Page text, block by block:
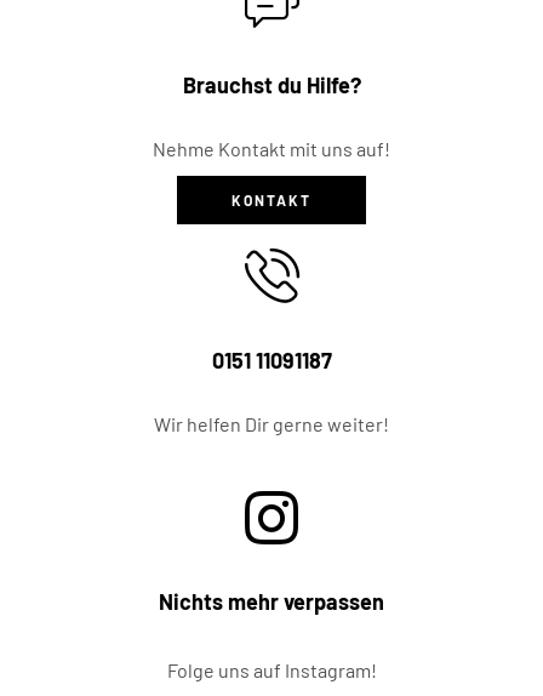
Brauchst du Hilfe?
Nehme Kontakt mit uns auf!
KONTAKT
0151 11091187
Wir helfen Dir gerne weiter!
Nichts mehr verpassen
Folge uns auf Instagram!